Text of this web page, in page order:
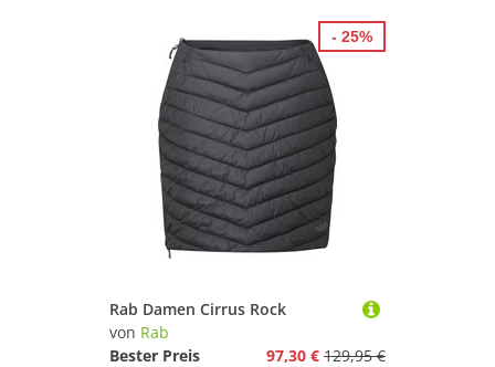
Rab Damen Cirrus Rock
von Rab
Bester Preis
97,30 € 129,95 €
- 25%